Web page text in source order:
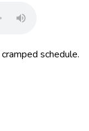
cramped schedule.